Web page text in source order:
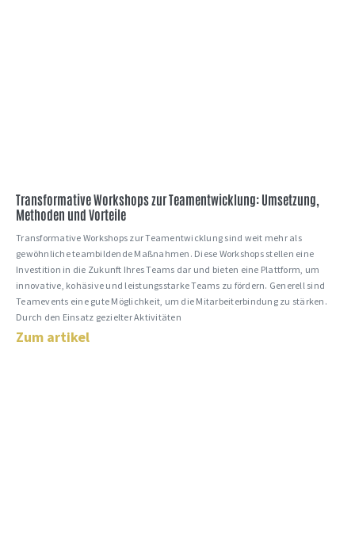
Transformative Workshops zur Teamentwicklung: Umsetzung,
Methoden und Vorteile
Transformative Workshops zur Teamentwicklung sind weit mehr als
gewöhnliche teambildende Maßnahmen. Diese Workshops stellen eine
Investition in die Zukunft Ihres Teams dar und bieten eine Plattform, um
innovative, kohäsive und leistungsstarke Teams zu fördern. Generell sind
Teamevents eine gute Möglichkeit, um die Mitarbeiterbindung zu stärken.
Durch den Einsatz gezielter Aktivitäten
Zum artikel